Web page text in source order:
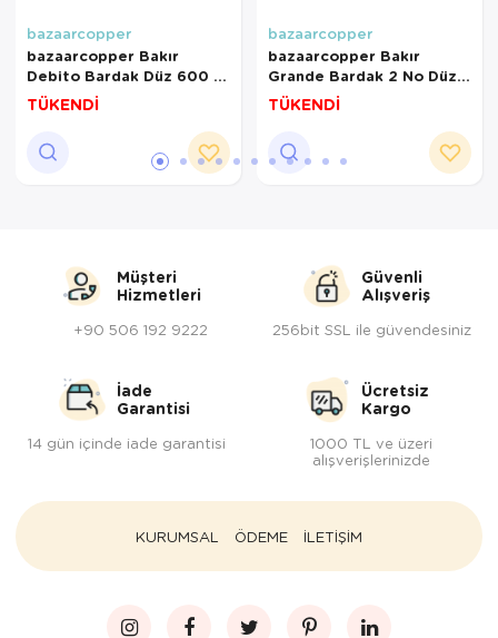
bazaarcopper
bazaarcopper Bakır
Debito Bardak Düz 600 Ml
Oksit bazaarcopper0455-
3
TÜKENDİ
bazaarcopper
bazaarcopper Bakır
Grande Bardak 2 No Düz
1000 Ml 6lı Takım Skoç
bazaarcopper0464-64
TÜKENDİ
Müşteri
Hizmetleri
+90 506 192 9222
Güvenli
Alışveriş
256bit SSL ile güvendesiniz
İade
Garantisi
14 gün içinde iade garantisi
Ücretsiz
Kargo
1000 TL ve üzeri
alışverişlerinizde
KURUMSAL ÖDEME İLETİŞİM